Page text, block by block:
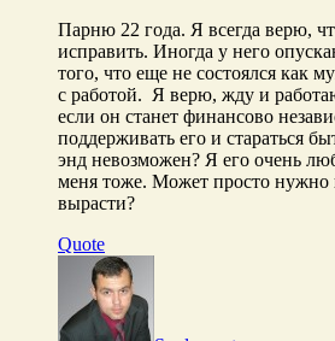
Парню 22 года. Я всегда верю,
исправить. Иногда у него
того, что еще не состоялся как
с работой. Я верю, жду и
если он станет финансово
поддерживать его и стараться
энд невозможен? Я его очень
меня тоже. Может просто нужно
вырасти?
Quote